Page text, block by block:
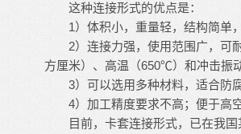
这种连接形式的优点是：
1）体积小，重量轻，结构简单，
2）连接力强，使用范围广，可
方厘米）、高温（650℃）和冲击振
3）可以选用多种材料，适合防腐
4）加工精度要求不高；便于高空
目前，卡套连接形式，已在我国